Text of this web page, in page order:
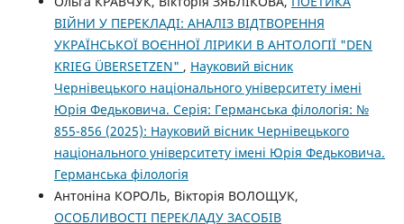
ВІЙНИ У ПЕРЕКЛАДІ: АНАЛІЗ ВІДТВОРЕННЯ
УКРАЇНСЬКОЇ ВОЄННОЇ ЛІРИКИ В АНТОЛОГІЇ "DEN
KRIEG ÜBERSETZEN" , Науковий вісник
Чернівецького національного університету імені
Юрія Федьковича. Серія: Германська філологія: №
855-856 (2025): Науковий вісник Чернівецького
національного університету імені Юрія Федьковича.
Германська філологія
Антоніна КОРОЛЬ, Вікторія ВОЛОЩУК,
ОСОБЛИВОСТІ ПЕРЕКЛАДУ ЗАСОБІВ